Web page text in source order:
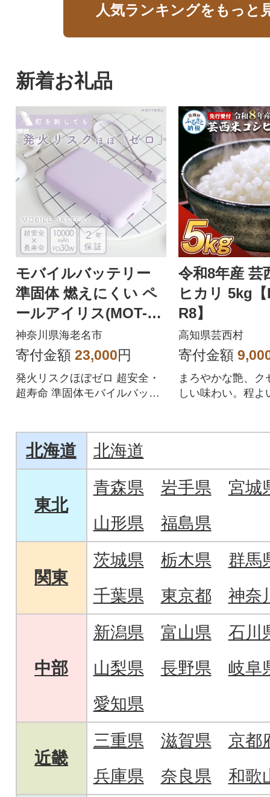
人気ランキングをもっと
新着お礼品
モバイルバッテリー
準固体 燃えにくい ペ
ールアイリス(MOT-M
BSS10002-PU)
神奈川県海老名市
寄付金額 23,000円
発火リスクほぼゼロ 超安全・
超寿命 準固体モバイルバッテ
令和8年産 芸
ヒカリ 5kg
R8】
高知県芸西村
寄付金額
まろやかな艶、ク
しい味わい。程よ
北海道 北海道
東北
青森県 岩手県
宮城
山形県
福島県
関東
茨城県 栃木県
群馬
千葉県
東京都 神奈
中部
新潟県 富山県
石川
山梨県
長野県
岐阜
愛知県
近畿
三重県 滋賀県
京都
兵庫県
奈良県 和歌